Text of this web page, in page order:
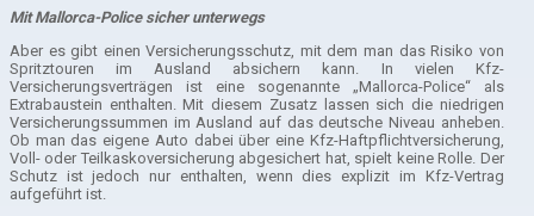
Mit Mallorca-Police sicher unterwegs
Aber es gibt einen Versicherungsschutz, mit dem man das Risiko von
Spritztouren im Ausland absichern kann. In vielen Kfz-
Versicherungsverträgen ist eine sogenannte „Mallorca-Police“ als
Extrabaustein enthalten. Mit diesem Zusatz lassen sich die niedrigen
Versicherungssummen im Ausland auf das deutsche Niveau anheben.
Ob man das eigene Auto dabei über eine Kfz-Haftpflichtversicherung,
Voll- oder Teilkaskoversicherung abgesichert hat, spielt keine Rolle. Der
Schutz ist jedoch nur enthalten, wenn dies explizit im Kfz-Vertrag
aufgeführt ist.